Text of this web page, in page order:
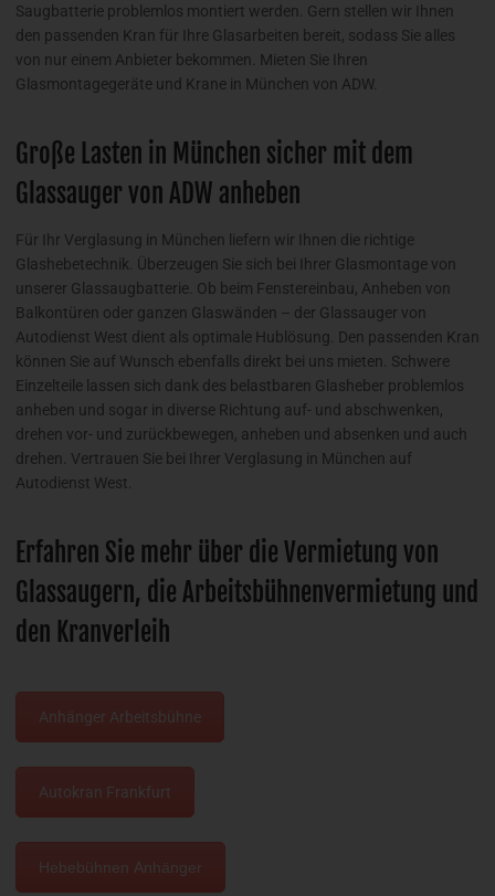
Saugbatterie problemlos montiert werden. Gern stellen wir Ihnen
den passenden Kran für Ihre Glasarbeiten bereit, sodass Sie alles
von nur einem Anbieter bekommen. Mieten Sie Ihren
Glasmontagegeräte und Krane in München von ADW.
Große Lasten in München sicher mit dem
Glassauger von ADW anheben
Für Ihr Verglasung in München liefern wir Ihnen die richtige
Glashebetechnik. Überzeugen Sie sich bei Ihrer Glasmontage von
unserer Glassaugbatterie. Ob beim Fenstereinbau, Anheben von
Balkontüren oder ganzen Glaswänden – der Glassauger von
Autodienst West dient als optimale Hublösung. Den passenden Kran
können Sie auf Wunsch ebenfalls direkt bei uns mieten. Schwere
Einzelteile lassen sich dank des belastbaren Glasheber problemlos
anheben und sogar in diverse Richtung auf- und abschwenken,
drehen vor- und zurückbewegen, anheben und absenken und auch
drehen. Vertrauen Sie bei Ihrer Verglasung in München auf
Autodienst West.
Erfahren Sie mehr über die Vermietung von
Glassaugern, die Arbeitsbühnenvermietung und
den Kranverleih
Anhänger Arbeitsbühne
Autokran Frankfurt
Hebebühnen Anhänger